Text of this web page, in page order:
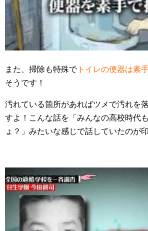
また、掃除も特殊でトイレの便器は素
そうです！
汚れている箇所があればツメで汚れを
すよ！こんな話を「みんなの高校時代
ょ？」みたいな感じで話していたのが